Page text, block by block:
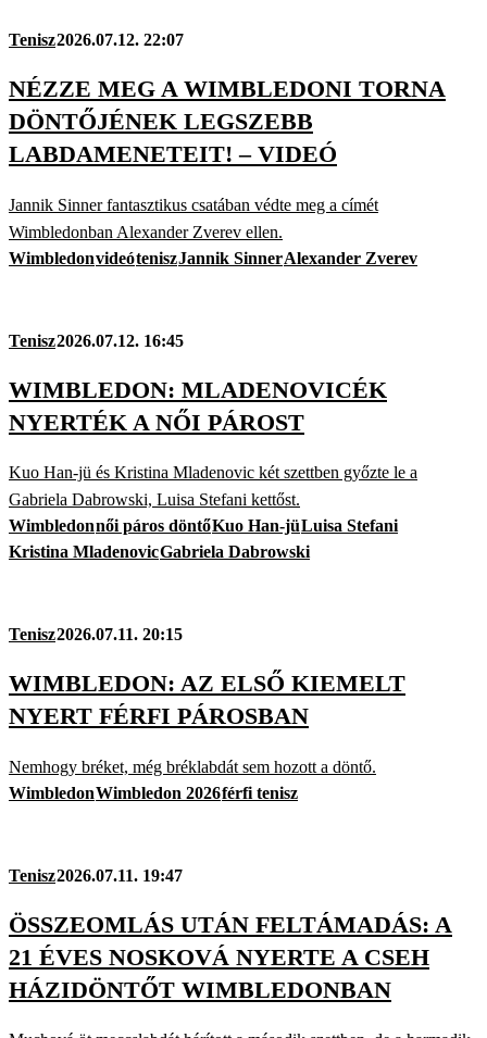
Tenisz2026.07.12. 22:07
NÉZZE MEG A WIMBLEDONI TORNA
DÖNTŐJÉNEK LEGSZEBB
LABDAMENETEIT! – VIDEÓ
Jannik Sinner fantasztikus csatában védte meg a címét
Wimbledonban Alexander Zverev ellen.
WimbledonvideóteniszJannik SinnerAlexander Zverev
Tenisz2026.07.12. 16:45
WIMBLEDON: MLADENOVICÉK
NYERTÉK A NŐI PÁROST
Kuo Han-jü és Kristina Mladenovic két szettben győzte le a
Gabriela Dabrowski, Luisa Stefani kettőst.
Wimbledonnői páros döntőKuo Han-jüLuisa Stefani
Kristina MladenovicGabriela Dabrowski
Tenisz2026.07.11. 20:15
WIMBLEDON: AZ ELSŐ KIEMELT
NYERT FÉRFI PÁROSBAN
Nemhogy bréket, még bréklabdát sem hozott a döntő.
WimbledonWimbledon 2026férfi tenisz
Tenisz2026.07.11. 19:47
ÖSSZEOMLÁS UTÁN FELTÁMADÁS: A
21 ÉVES NOSKOVÁ NYERTE A CSEH
HÁZIDÖNTŐT WIMBLEDONBAN